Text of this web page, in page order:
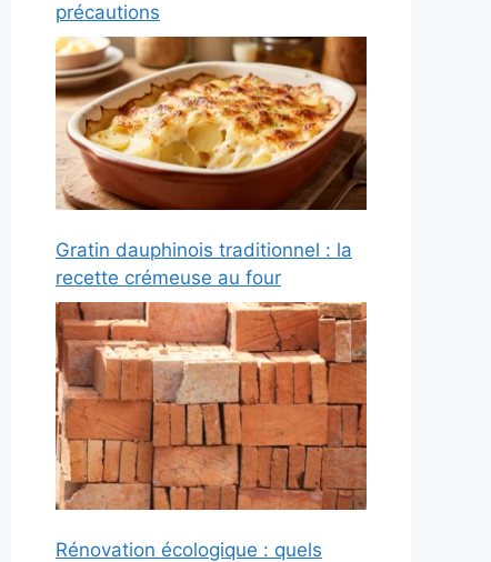
précautions
Gratin dauphinois traditionnel : la
recette crémeuse au four
Rénovation écologique : quels